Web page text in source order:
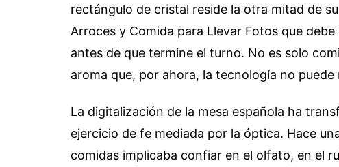
rectángulo de cristal reside la otra mitad de
Arroces y Comida para Llevar Fotos que
antes de que termine el turno. No es solo
aroma que, por ahora, la tecnología no puede
La digitalización de la mesa española ha
ejercicio de fe mediada por la óptica. Hace
comidas implicaba confiar en el olfato, en el